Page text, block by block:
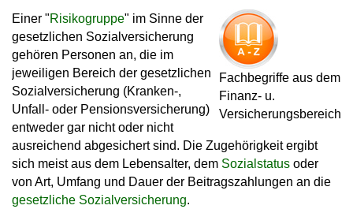
Fachbegriffe aus dem
Finanz- u.
Versicherungsbereich
Einer "Risikogruppe" im Sinne der
gesetzlichen Sozialversicherung
gehören Personen an, die im
jeweiligen Bereich der gesetzlichen
Sozialversicherung (Kranken-,
Unfall- oder Pensionsversicherung)
entweder gar nicht oder nicht
ausreichend abgesichert sind. Die Zugehörigkeit ergibt
sich meist aus dem Lebensalter, dem Sozialstatus oder
von Art, Umfang und Dauer der Beitragszahlungen an die
gesetzliche Sozialversicherung.